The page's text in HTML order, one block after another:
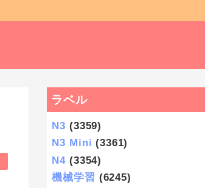
ラベル
N3 (3359)
N3 Mini (3361)
N4 (3354)
機械学習 (6245)